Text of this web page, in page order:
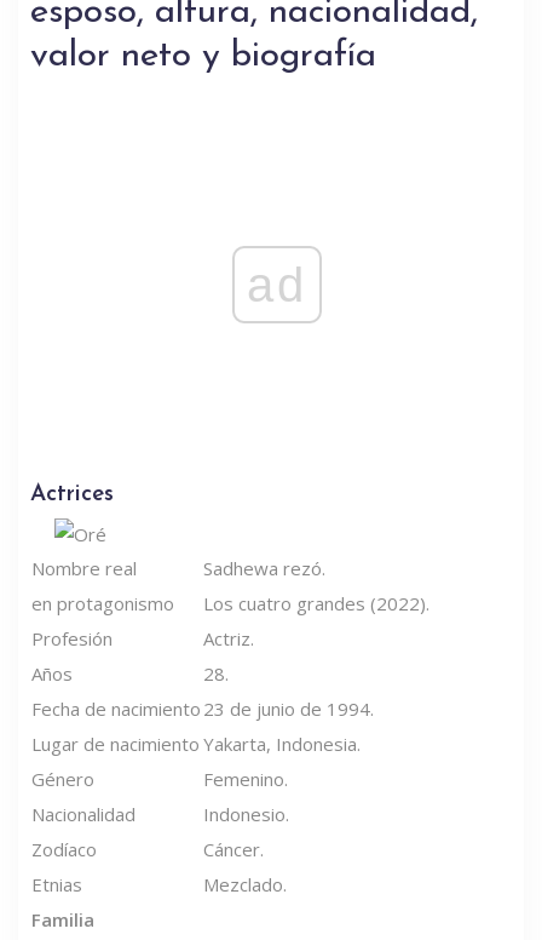
esposo, altura, nacionalidad,
valor neto y biografía
ad
Actrices
Nombre real
Sadhewa rezó.
en protagonismo
Los cuatro grandes (2022).
Profesión
Actriz.
Años
28.
Fecha de nacimiento 23 de junio de 1994.
Lugar de nacimiento Yakarta, Indonesia.
Género
Femenino.
Nacionalidad
Indonesio.
Zodíaco
Cáncer.
Etnias
Mezclado.
Familia